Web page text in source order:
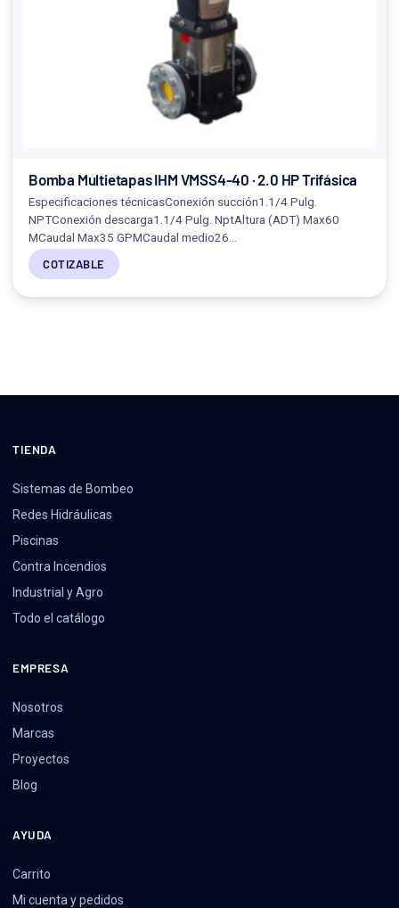
Bomba Multietapas IHM VMSS4-40 · 2.0 HP Trifásica
Especificaciones técnicasConexión succión1.1/4 Pulg.
NPTConexión descarga1.1/4 Pulg. NptAltura (ADT) Max60
MCaudal Max35 GPMCaudal medio26…
COTIZABLE
TIENDA
Sistemas de Bombeo
Redes Hidráulicas
Piscinas
Contra Incendios
Industrial y Agro
Todo el catálogo
EMPRESA
Nosotros
Marcas
Proyectos
Blog
AYUDA
Carrito
Mi cuenta y pedidos